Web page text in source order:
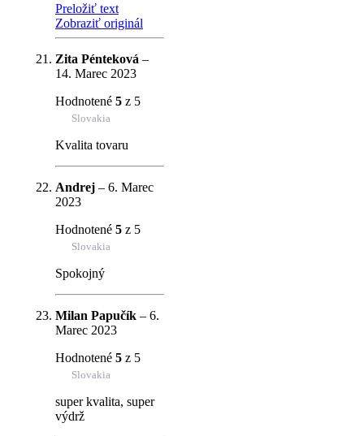
Preložiť text
Zobraziť originál
Zita Pénteková –
14. Marec 2023
Hodnotené 5 z 5
Slovakia
Kvalita tovaru
Andrej – 6. Marec
2023
Hodnotené 5 z 5
Slovakia
Spokojný
Milan Papučík – 6.
Marec 2023
Hodnotené 5 z 5
Slovakia
super kvalita, super
výdrž